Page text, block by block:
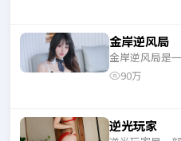
金岸逆风局
金岸逆风局是
危机、反转与
90万
逆光玩家